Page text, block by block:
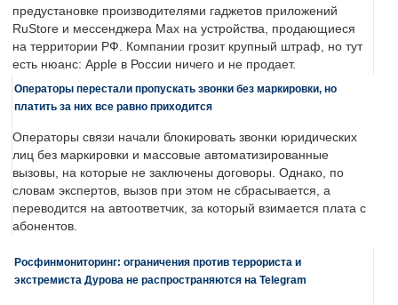
предустановке производителями гаджетов приложений
RuStore и мессенджера Max на устройства, продающиеся
на территории РФ. Компании грозит крупный штраф, но тут
есть нюанс: Apple в России ничего и не продает.
Операторы перестали пропускать звонки без маркировки, но
платить за них все равно приходится
Операторы связи начали блокировать звонки юридических
лиц без маркировки и массовые автоматизированные
вызовы, на которые не заключены договоры. Однако, по
словам экспертов, вызов при этом не сбрасывается, а
переводится на автоответчик, за который взимается плата с
абонентов.
Росфинмониторинг: ограничения против террориста и
экстремиста Дурова не распространяются на Telegram